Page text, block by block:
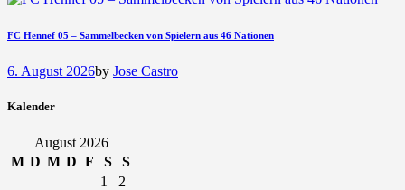
FC Hennef 05 – Sammelbecken von Spielern aus 46 Nationen
6. August 2026by Jose Castro
Kalender
August 2026
M D M D F S
S
1
2